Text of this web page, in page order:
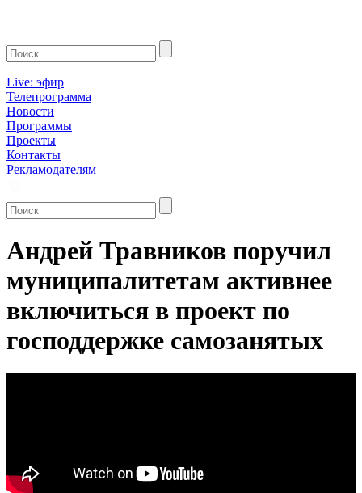
Live: эфир
Телепрограмма
Новости
Программы
Проекты
Контакты
Рекламодателям
Андрей Травников поручил
муниципалитетам активнее
включиться в проект по
господдержке самозанятых